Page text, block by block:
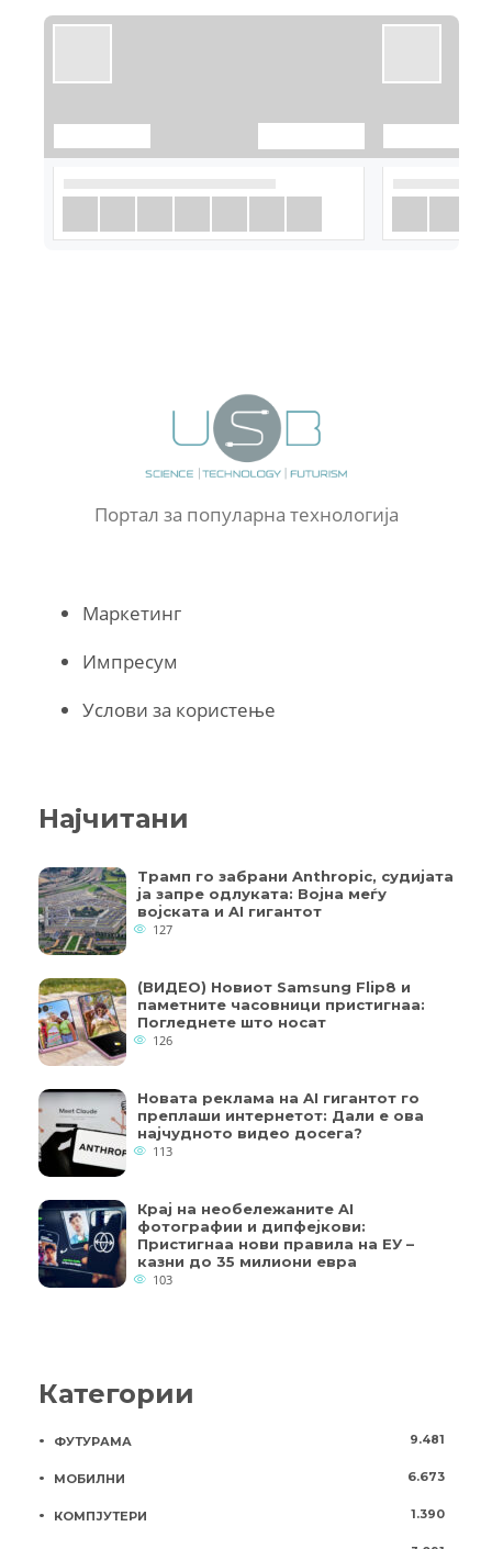
Портал за популарна технологија
Маркетинг
Импресум
Услови за користење
Најчитани
Трамп го забрани Anthropic, судијата
ја запре одлуката: Војна меѓу
војската и AI гигантот
127
(ВИДЕО) Новиот Samsung Flip8 и
паметните часовници пристигнаа:
Погледнете што носат
126
Новата реклама на AI гигантот го
преплаши интернетот: Дали е ова
најчудното видео досега?
113
Крај на необележаните AI
фотографии и дипфејкови:
Пристигнаа нови правила на ЕУ –
казни до 35 милиони евра
103
Категории
ФУТУРАМА 9.481
МОБИЛНИ 6.673
КОМПЈУТЕРИ 1.390